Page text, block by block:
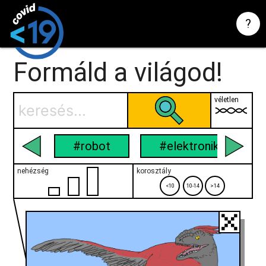
?
Formáld a világod!
véletlen
#robot #elektronika
nehézség korosztály
<10 10-14 >14